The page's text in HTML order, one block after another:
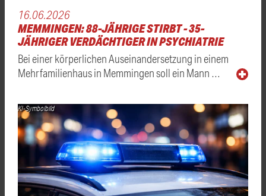
16.06.2026
MEMMINGEN: 88-JÄHRIGE STIRBT - 35-
JÄHRIGER VERDÄCHTIGER IN PSYCHIATRIE
Bei einer körperlichen Auseinandersetzung in einem
Mehrfamilienhaus in Memmingen soll ein Mann …
KI-Symbolbild